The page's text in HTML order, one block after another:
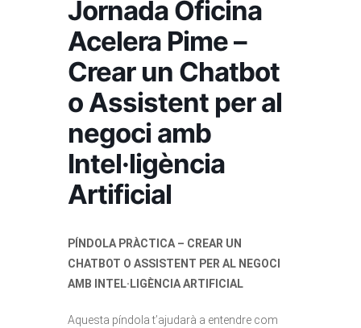
Jornada Oficina
Acelera Pime –
Crear un Chatbot
o Assistent per al
negoci amb
Intel·ligència
Artificial
PÍNDOLA PRÀCTICA – CREAR UN
CHATBOT O ASSISTENT PER AL NEGOCI
AMB INTEL·LIGÈNCIA ARTIFICIAL
Aquesta píndola t’ajudarà a entendre com